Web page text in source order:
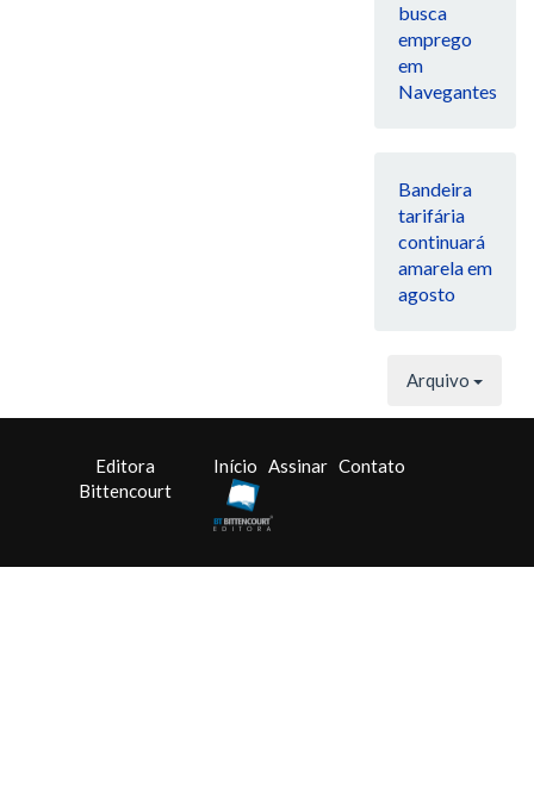
busca
emprego
em
Navegantes
Bandeira
tarifária
continuará
amarela em
agosto
Arquivo
Editora
Bittencourt
Início Assinar Contato